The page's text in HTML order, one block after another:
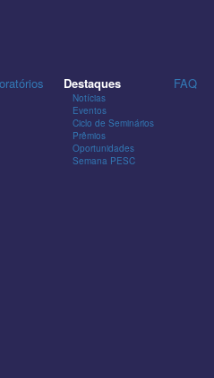
Destaques
Notícias
Eventos
Ciclo de Seminários
Prêmios
Oportunidades
Semana PESC
FAQ